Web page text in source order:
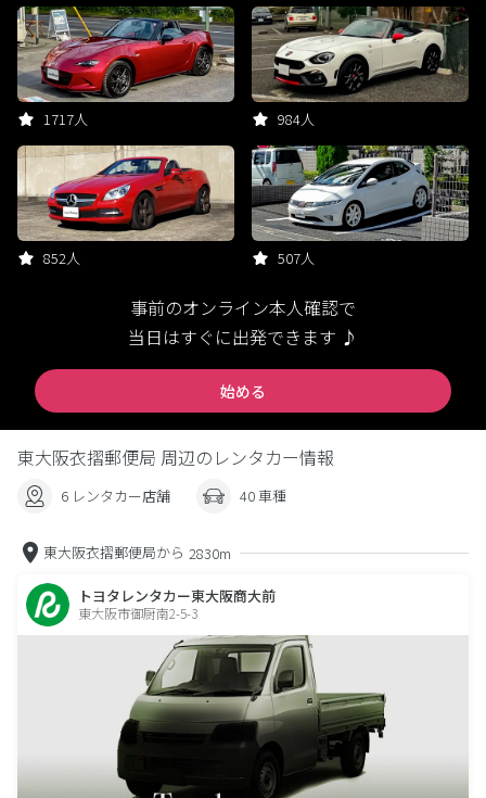
1717人 984人
852人 507人
事前のオンライン本人確認で
当日はすぐに出発できます ♪
始める
東大阪衣摺郵便局 周辺のレンタカー情報
6 レンタカー店舗 40 車種
東大阪衣摺郵便局から 2830m
トヨタレンタカー東大阪商大前
東大阪市御厨南2-5-3